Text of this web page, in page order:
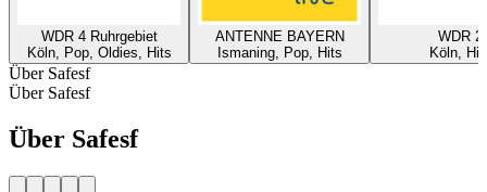
WDR 4 Ruhrgebiet
Köln, Pop, Oldies, Hits
ANTENNE BAYERN
Ismaning, Pop, Hits
WDR 2
Köln,
Über Safesf
Über Safesf
Über Safesf